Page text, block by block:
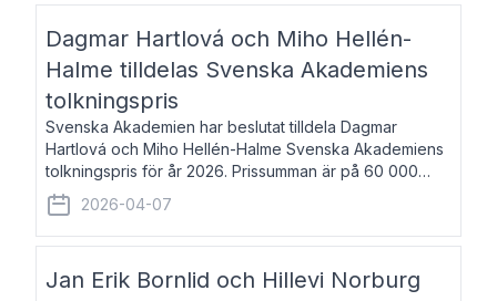
Dagmar Hartlová och Miho Hellén-
Halme tilldelas Svenska Akademiens
tolkningspris
Svenska Akademien har beslutat tilldela Dagmar
Hartlová och Miho Hellén-Halme Svenska Akademiens
tolkningspris för år 2026. Prissumman är på 60 000
kronor var. Dagmar Hartlová, född 1951, översätter
huvudsakligen från svenska till tjeckiska
2026-04-07
Jan Erik Bornlid och Hillevi Norburg